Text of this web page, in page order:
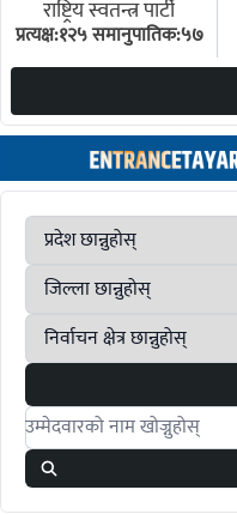
राष्ट्रिय स्वतन्त्र पार्टी
प्रत्यक्ष:१२५ समानुपातिक:५७
Search candidates